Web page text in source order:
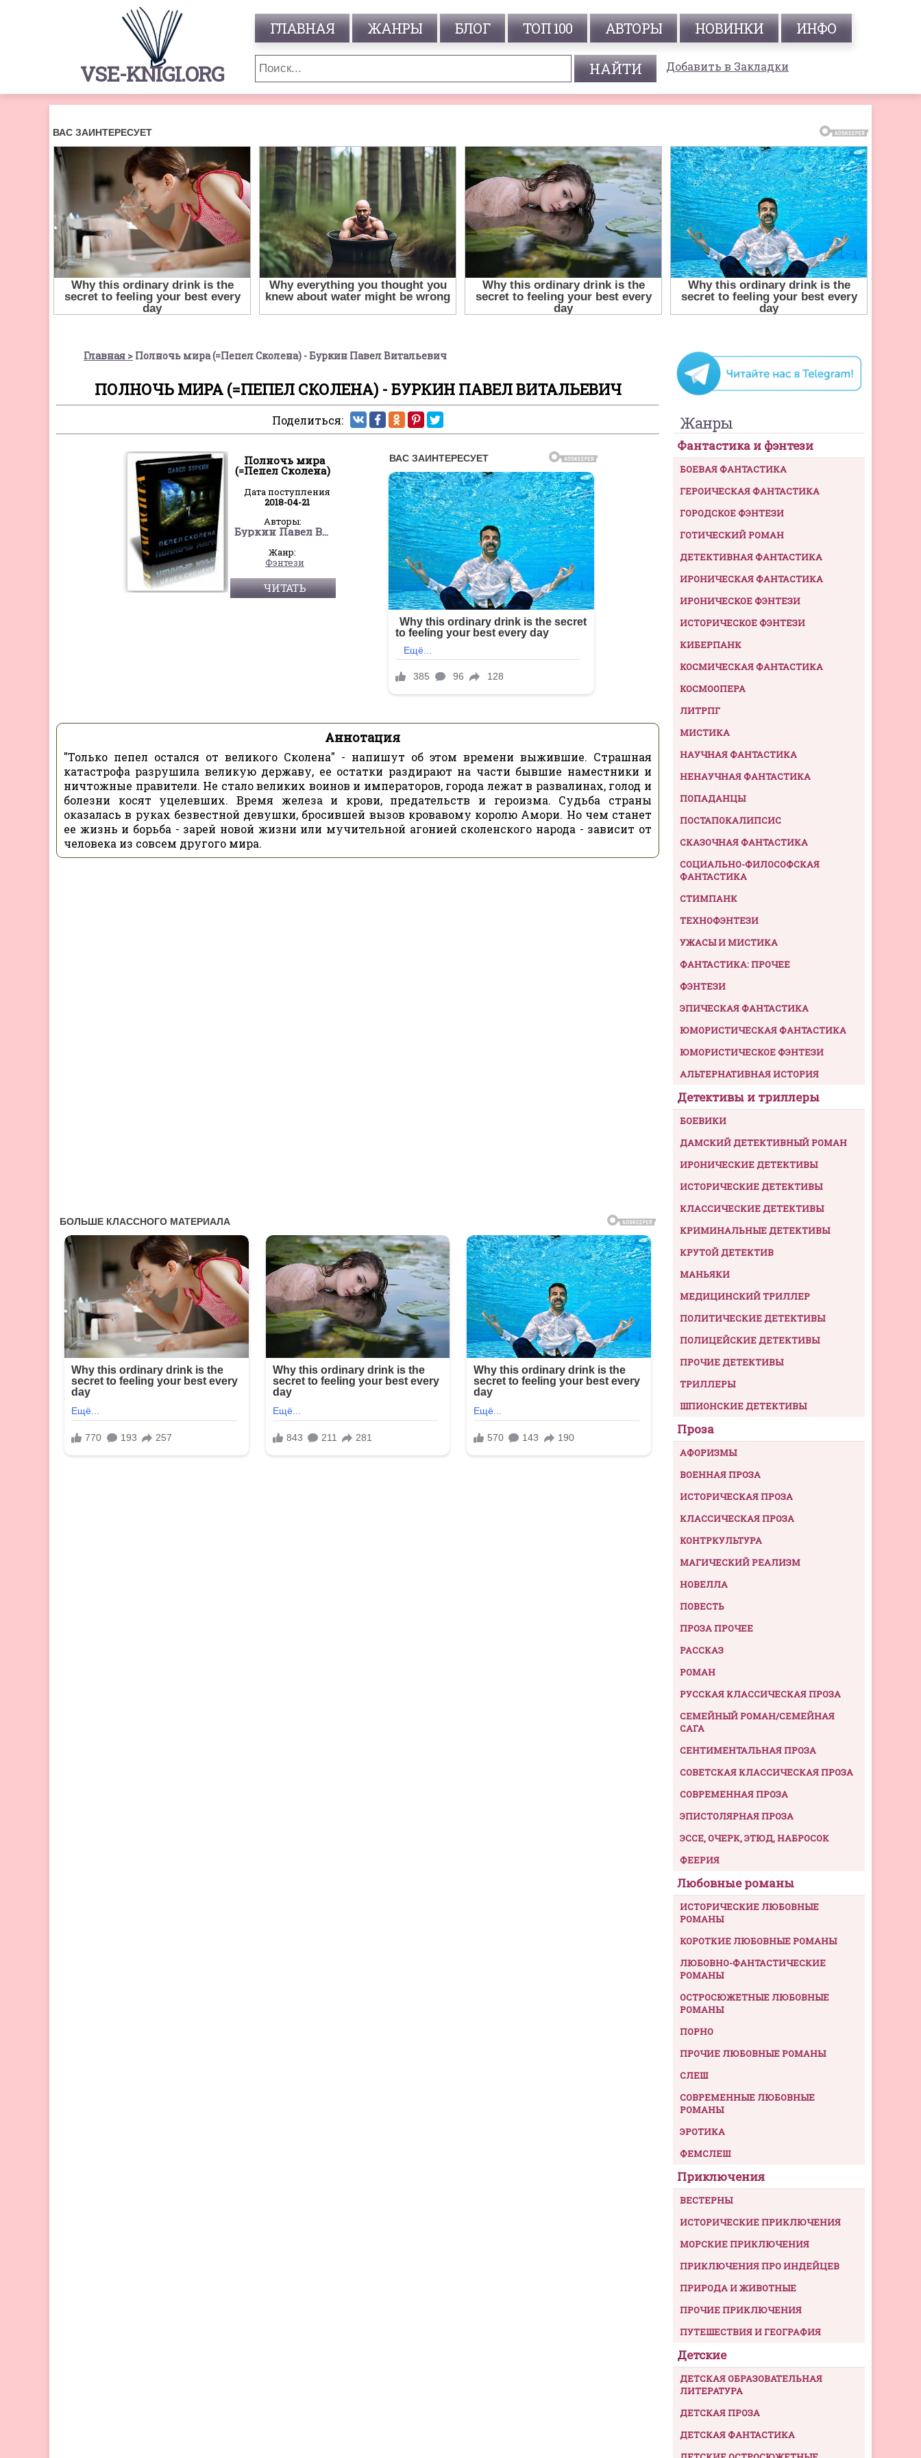
VSE-KNIGI.ORG
ГЛАВНАЯ ЖАНРЫ БЛОГ ТОП 100 АВТОРЫ НОВИНКИ ИНФО
Добавить в Закладки
Главная Полночь мира (=Пепел Сколена) - Буркин Павел Витальевич
ПОЛНОЧЬ МИРА (=ПЕПЕЛ СКОЛЕНА) - БУРКИН ПАВЕЛ ВИТАЛЬЕВИЧ
Поделиться:
Полночь мира
(=Пепел Сколена)
Дата поступления
2018-04-21
Авторы:
Буркин Павел Витальевич
Жанр:
Фэнтези
ЧИТАТЬ
Аннотация
"Только пепел остался от великого Сколена" - напишут об этом времени выжившие. Страшная
катастрофа разрушила великую державу, ее остатки раздирают на части бывшие наместники и
ничтожные правители. Не стало великих воинов и императоров, города лежат в развалинах, голод и
болезни косят уцелевших. Время железа и крови, предательств и героизма. Судьба страны
оказалась в руках безвестной девушки, бросившей вызов кровавому королю Амори. Но чем станет
ее жизнь и борьба - зарей новой жизни или мучительной агонией сколенского народа - зависит от
человека из совсем другого мира.
Жанры
Фантастика и фэнтези
БОЕВАЯ ФАНТАСТИКА
ГЕРОИЧЕСКАЯ ФАНТАСТИКА
ГОРОДСКОЕ ФЭНТЕЗИ
ГОТИЧЕСКИЙ РОМАН
ДЕТЕКТИВНАЯ ФАНТАСТИКА
ИРОНИЧЕСКАЯ ФАНТАСТИКА
ИРОНИЧЕСКОЕ ФЭНТЕЗИ
ИСТОРИЧЕСКОЕ ФЭНТЕЗИ
КИБЕРПАНК
КОСМИЧЕСКАЯ ФАНТАСТИКА
КОСМООПЕРА
ЛИТРПГ
МИСТИКА
НАУЧНАЯ ФАНТАСТИКА
НЕНАУЧНАЯ ФАНТАСТИКА
ПОПАДАНЦЫ
ПОСТАПОКАЛИПСИС
СКАЗОЧНАЯ ФАНТАСТИКА
СОЦИАЛЬНО-ФИЛОСОФСКАЯ
ФАНТАСТИКА
СТИМПАНК
ТЕХНОФЭНТЕЗИ
УЖАСЫ И МИСТИКА
ФАНТАСТИКА: ПРОЧЕЕ
ФЭНТЕЗИ
ЭПИЧЕСКАЯ ФАНТАСТИКА
ЮМОРИСТИЧЕСКАЯ ФАНТАСТИКА
ЮМОРИСТИЧЕСКОЕ ФЭНТЕЗИ
АЛЬТЕРНАТИВНАЯ ИСТОРИЯ
Детективы и триллеры
БОЕВИКИ
ДАМСКИЙ ДЕТЕКТИВНЫЙ РОМАН
ИРОНИЧЕСКИЕ ДЕТЕКТИВЫ
ИСТОРИЧЕСКИЕ ДЕТЕКТИВЫ
КЛАССИЧЕСКИЕ ДЕТЕКТИВЫ
КРИМИНАЛЬНЫЕ ДЕТЕКТИВЫ
КРУТОЙ ДЕТЕКТИВ
МАНЬЯКИ
МЕДИЦИНСКИЙ ТРИЛЛЕР
ПОЛИТИЧЕСКИЕ ДЕТЕКТИВЫ
ПОЛИЦЕЙСКИЕ ДЕТЕКТИВЫ
ПРОЧИЕ ДЕТЕКТИВЫ
ТРИЛЛЕРЫ
ШПИОНСКИЕ ДЕТЕКТИВЫ
Проза
АФОРИЗМЫ
ВОЕННАЯ ПРОЗА
ИСТОРИЧЕСКАЯ ПРОЗА
КЛАССИЧЕСКАЯ ПРОЗА
КОНТРКУЛЬТУРА
МАГИЧЕСКИЙ РЕАЛИЗМ
НОВЕЛЛА
ПОВЕСТЬ
ПРОЗА ПРОЧЕЕ
РАССКАЗ
РОМАН
РУССКАЯ КЛАССИЧЕСКАЯ ПРОЗА
СЕМЕЙНЫЙ РОМАН/СЕМЕЙНАЯ
САГА
СЕНТИМЕНТАЛЬНАЯ ПРОЗА
СОВЕТСКАЯ КЛАССИЧЕСКАЯ ПРОЗА
СОВРЕМЕННАЯ ПРОЗА
ЭПИСТОЛЯРНАЯ ПРОЗА
ЭССЕ, ОЧЕРК, ЭТЮД, НАБРОСОК
ФЕЕРИЯ
Любовные романы
ИСТОРИЧЕСКИЕ ЛЮБОВНЫЕ
РОМАНЫ
КОРОТКИЕ ЛЮБОВНЫЕ РОМАНЫ
ЛЮБОВНО-ФАНТАСТИЧЕСКИЕ
РОМАНЫ
ОСТРОСЮЖЕТНЫЕ ЛЮБОВНЫЕ
РОМАНЫ
ПОРНО
ПРОЧИЕ ЛЮБОВНЫЕ РОМАНЫ
СЛЕШ
СОВРЕМЕННЫЕ ЛЮБОВНЫЕ
РОМАНЫ
ЭРОТИКА
ФЕМСЛЕШ
Приключения
ВЕСТЕРНЫ
ИСТОРИЧЕСКИЕ ПРИКЛЮЧЕНИЯ
МОРСКИЕ ПРИКЛЮЧЕНИЯ
ПРИКЛЮЧЕНИЯ ПРО ИНДЕЙЦЕВ
ПРИРОДА И ЖИВОТНЫЕ
ПРОЧИЕ ПРИКЛЮЧЕНИЯ
ПУТЕШЕСТВИЯ И ГЕОГРАФИЯ
Детские
ДЕТСКАЯ ОБРАЗОВАТЕЛЬНАЯ
ЛИТЕРАТУРА
ДЕТСКАЯ ПРОЗА
ДЕТСКАЯ ФАНТАСТИКА